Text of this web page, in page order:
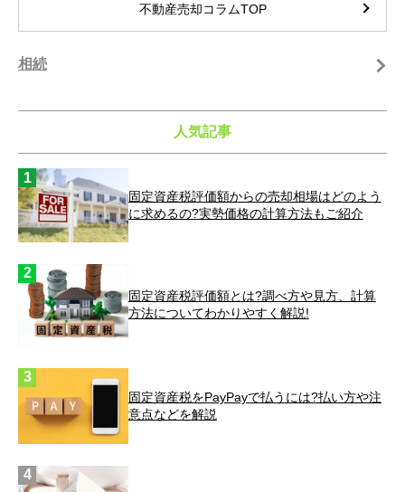
不動産売却コラムTOP
相続
人気記事
固定資産税評価額からの売却相場はどのよう
に求めるの?実勢価格の計算方法もご紹介
固定資産税評価額とは?調べ方や見方、計算
方法についてわかりやすく解説!
固定資産税をPayPayで払うには?払い方や注
意点などを解説